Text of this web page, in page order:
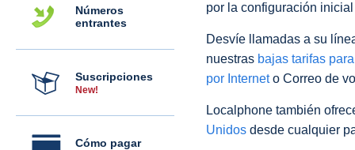
Números
entrantes
Suscripciones
New!
Cómo pagar
por la configuración
Desvíe llamadas a su
nuestras bajas tarifas
por Interneto Correo de
Localphone también
Unidos desde cualquier